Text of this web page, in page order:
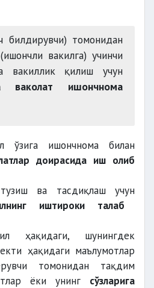
билдирувчи) томонидан
вакилга) учинчи
вакиллик қилиш учун
ваколат ишончнома
ўзига ишончнома билан
доирасида иш олиб
ва тасдиқлаш учун
иштироки талаб
ҳақидаги, шунингдек
ҳақидаги маълумотлар
томонидан тақдим
ёки унинг сўзларига